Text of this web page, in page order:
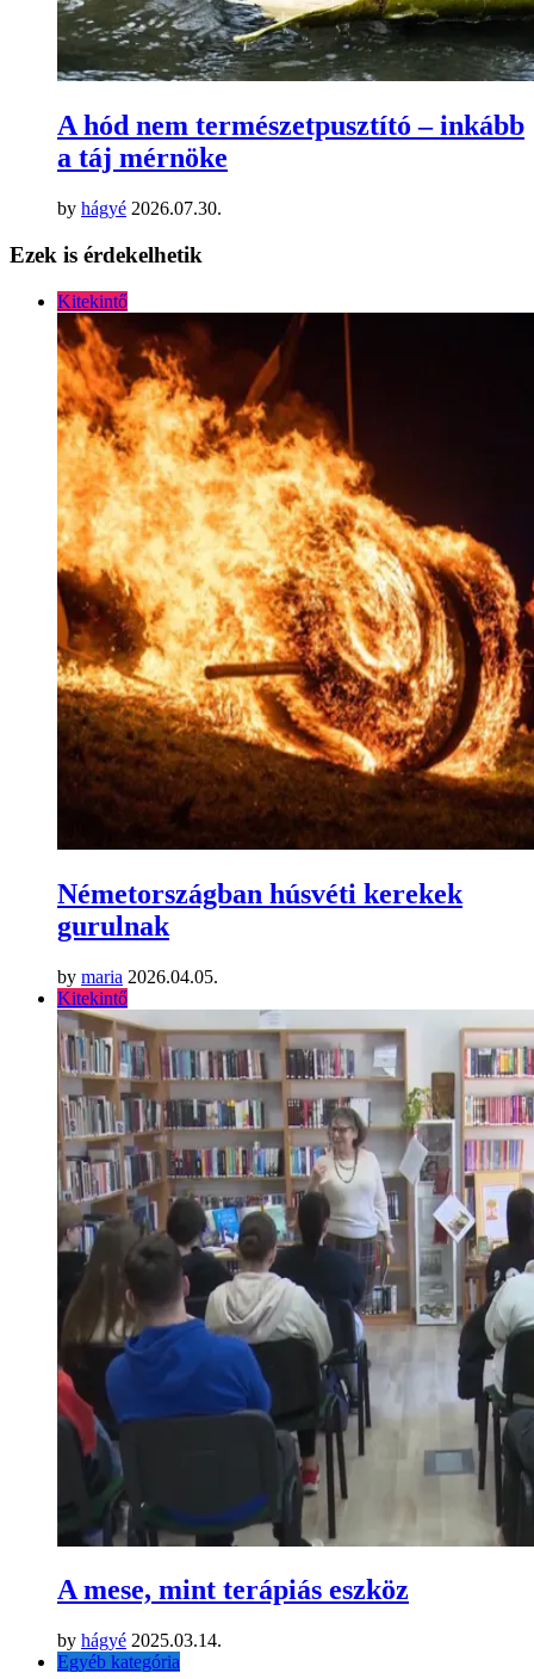
A hód nem természetpusztító – inkább
a táj mérnöke
by hágyé 2026.07.30.
Ezek is érdekelhetik
Kitekintő
Németországban húsvéti kerekek
gurulnak
by maria 2026.04.05.
Kitekintő
A mese, mint terápiás eszköz
by hágyé 2025.03.14.
Egyéb kategória